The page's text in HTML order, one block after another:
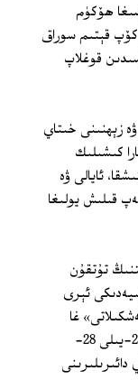
جازاسىغا ھۆكۈم
كۆپ قېتىم سوراق
قوغلاپ
زېھنىنى خىتاي
كىشىلىك
ئايالى ۋە
قىلىش يولىغا
تۇتقۇن
ئېرى
غا
يەتكۈزۈلگەن. «خەلقئارا كەچۈرۈم تەشكىلاتى» 2017-يىلى 28‏-